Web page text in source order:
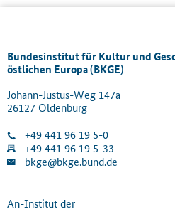
Bundesinstitut für Kultur und
östlichen Europa (BKGE)
Johann-Justus-Weg 147a
26127 Oldenburg
+49 441 96 19 5-0
+49 441 96 19 5-33
bkge@bkge.bund.de
An-Institut der